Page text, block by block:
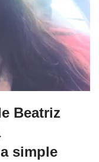
Beatriz
simple